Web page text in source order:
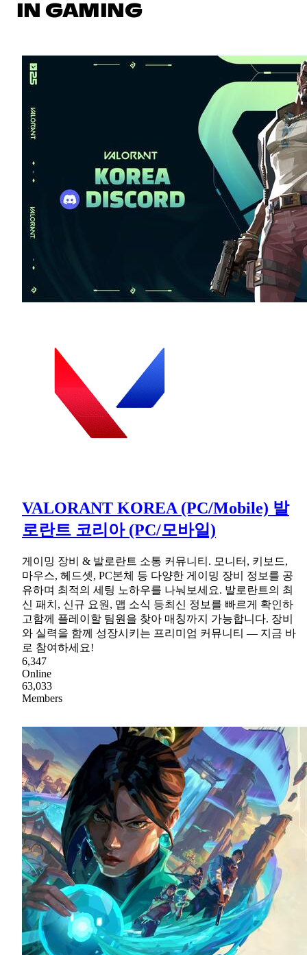
IN GAMING
VALORANT KOREA (PC/Mobile) 발
로란트 코리아 (PC/모바일)
게이밍 장비 & 발로란트 소통 커뮤니티. 모니터, 키보드,
마우스, 헤드셋, PC본체 등 다양한 게이밍 장비 정보를 공
유하며 최적의 세팅 노하우를 나눠보세요. 발로란트의 최
신 패치, 신규 요원, 맵 소식 등최신 정보를 빠르게 확인하
고함께 플레이할 팀원을 찾아 매칭까지 가능합니다. 장비
와 실력을 함께 성장시키는 프리미엄 커뮤니티 — 지금 바
로 참여하세요!
6,347
Online
63,033
Members